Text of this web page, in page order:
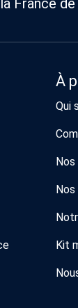
À
Qui
Kit